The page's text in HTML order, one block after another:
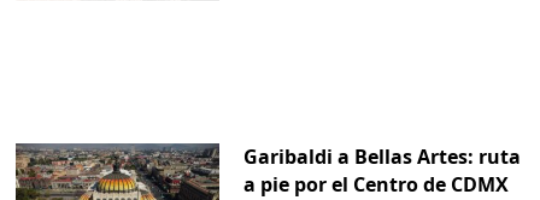
Garibaldi a Bellas Artes: ruta
a pie por el Centro de CDMX